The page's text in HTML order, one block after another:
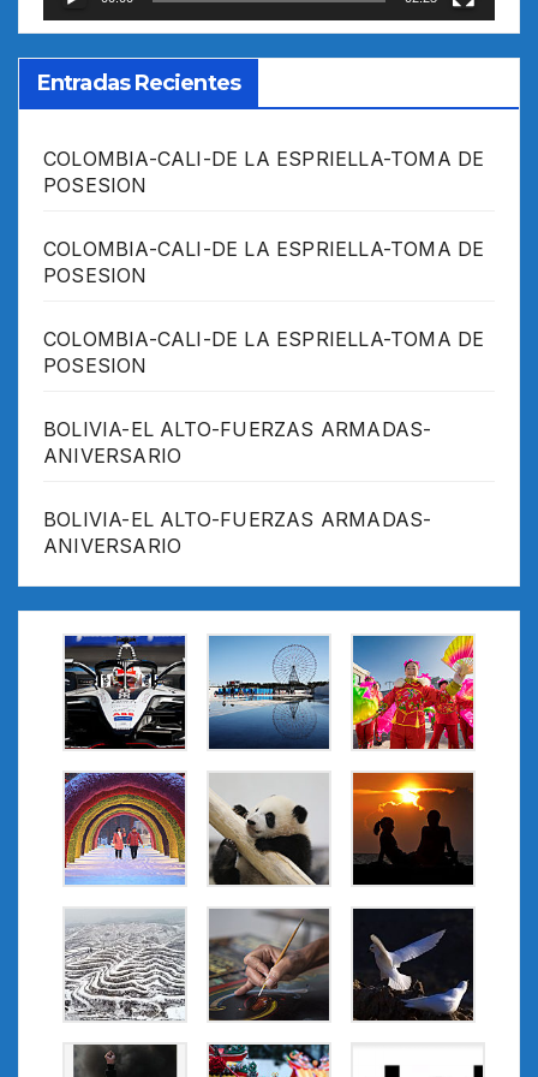
Entradas Recientes
COLOMBIA-CALI-DE LA ESPRIELLA-TOMA DE
POSESION
COLOMBIA-CALI-DE LA ESPRIELLA-TOMA DE
POSESION
COLOMBIA-CALI-DE LA ESPRIELLA-TOMA DE
POSESION
BOLIVIA-EL ALTO-FUERZAS ARMADAS-
ANIVERSARIO
BOLIVIA-EL ALTO-FUERZAS ARMADAS-
ANIVERSARIO